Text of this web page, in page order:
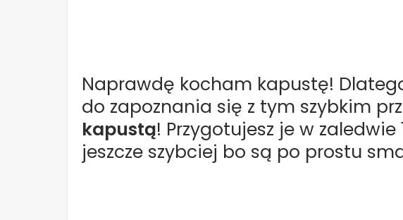
Naprawdę kocham kapustę!
do zapoznania się z tym szybkim
kapustą! Przygotujesz je w zaledwie
jeszcze szybciej bo są po prostu